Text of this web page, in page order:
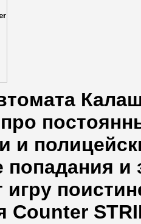
и
попадания
игру
Counter